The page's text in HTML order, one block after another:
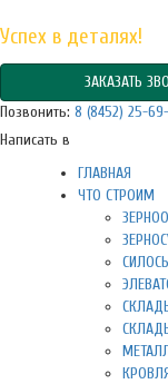
Успех в деталях!
ЗАКАЗАТЬ
Позвонить: 8 (8452) 25-
Написать в
ГЛАВНАЯ
ЧТО СТРОИМ